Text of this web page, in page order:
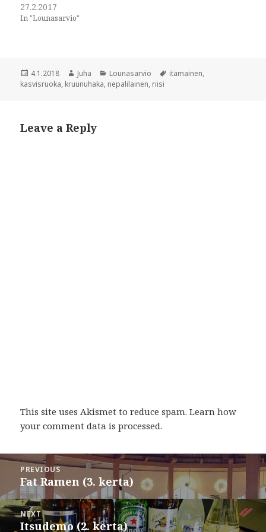
i
n
n
o
w
)
n
e
w
)
27.2.2017
In "Lounasarvio"
Posted
on
4.1.2018 Author
Juha Categories
Lounasarvio Tags
itämainen,
kasvisruoka, kruunuhaka, nepalilainen, riisi
Leave a Reply
This site uses Akismet to reduce spam.Learn how
your comment data is processed.
Post
navigation
PREVIOUS
Previous
post:
Fat Ramen (3. kerta)
NEXT
Next
Itsudemo (2. kerta)